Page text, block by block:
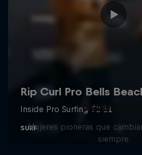
NOW DAYS
Mujeres pioneras que
siempre